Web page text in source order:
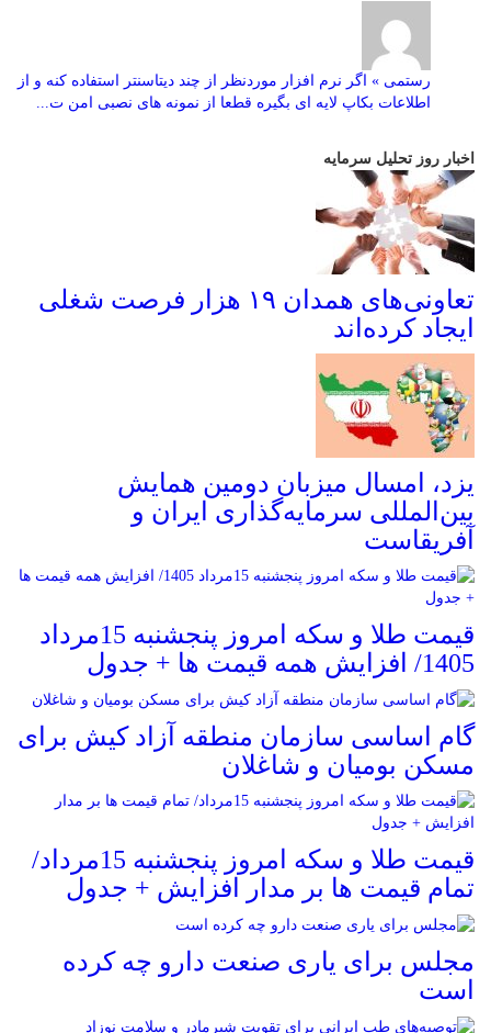
رستمی » اگر نرم افزار موردنظر از چند دیتاسنتر استفاده کنه و از
اطلاعات بکاپ لایه ای بگیره قطعا از نمونه های نصبی امن ت...
اخبار روز تحلیل سرمایه
تعاونی‌های همدان ۱۹ هزار فرصت شغلی
ایجاد کرده‌اند
یزد، امسال میزبان دومین همایش
بین‌المللی سرمایه‌گذاری ایران و
آفریقاست
قیمت طلا و سکه امروز پنجشنبه 15مرداد
1405/ افزایش همه قیمت ها + جدول
گام اساسی سازمان منطقه آزاد کیش برای
مسکن بومیان و شاغلان
قیمت طلا و سکه امروز پنجشنبه 15مرداد/
تمام قیمت ها بر مدار افزایش + جدول
مجلس برای یاری صنعت دارو چه کرده
است